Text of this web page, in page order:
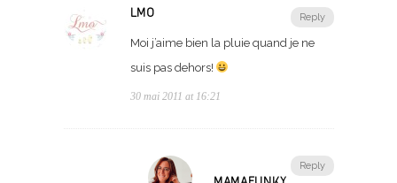
Reply
LMO
Moi j’aime bien la pluie quand je ne
suis pas dehors!
30 mai 2011 at 16:21
Reply